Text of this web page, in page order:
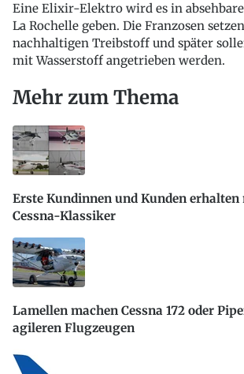
Eine Elixir-Elektro wird es in
La Rochelle geben. Die Franzosen
nachhaltigen Treibstoff und später
mit Wasserstoff angetrieben werden.
Mehr zum Thema
Erste Kundinnen und Kunden
Cessna-Klassiker
Lamellen machen Cessna 172 oder
agileren Flugzeugen